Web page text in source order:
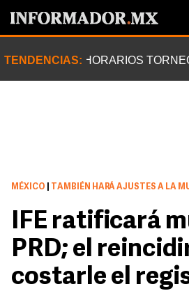
TENDENCIAS: HORARIOS
MÉXICO TAMBIÉN HARÁ AJUSTES A LA
IFE ratificará
PRD; el
costarle el